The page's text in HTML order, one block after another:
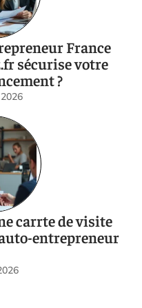
France
sécurise votre
?
carrte de visite
entrepreneur